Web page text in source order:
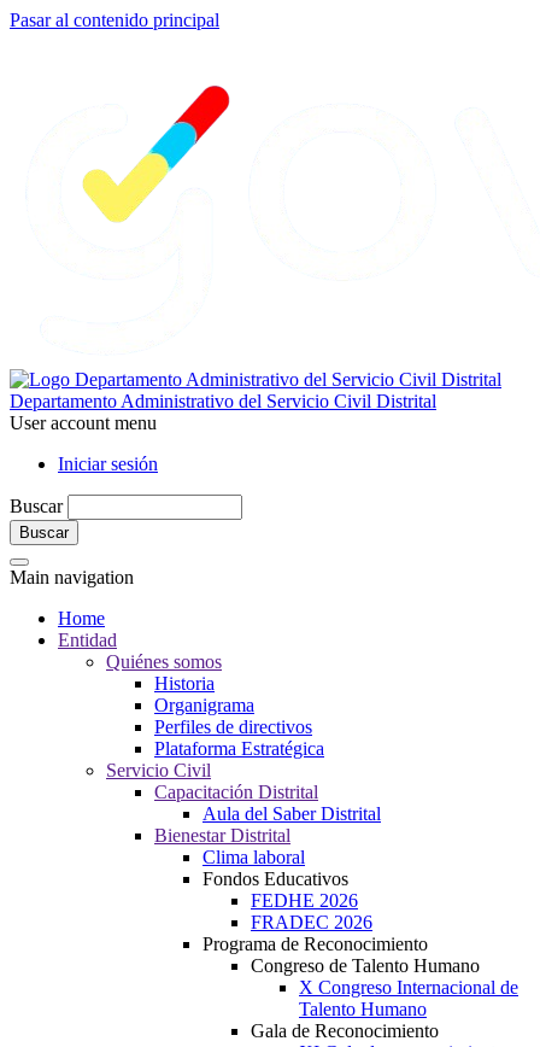
Pasar al contenido principal
Departamento Administrativo del Servicio Civil Distrital
User account menu
Iniciar sesión
Buscar
Main navigation
Home
Entidad
Quiénes somos
Historia
Organigrama
Perfiles de directivos
Plataforma Estratégica
Servicio Civil
Capacitación Distrital
Aula del Saber Distrital
Bienestar Distrital
Clima laboral
Fondos Educativos
FEDHE 2026
FRADEC 2026
Programa de Reconocimiento
Congreso de Talento Humano
X Congreso Internacional de
Talento Humano
Gala de Reconocimiento